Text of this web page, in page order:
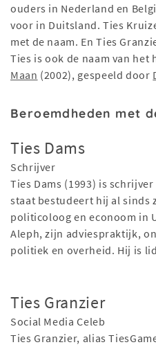
ouders in Nederland en
voor in Duitsland. Ties
met de naam. En Ties
Ties is ook de naam van
Maan (2002), gespeeld door
Beroemdheden met
Ties Dams
Schrijver
Ties Dams (1993) is
staat bestudeert hij al
politicoloog en econoom in
Aleph, zijn adviespraktijk,
politiek en overheid. Hij is
Ties Granzier
Social Media Celeb
Ties Granzier, alias